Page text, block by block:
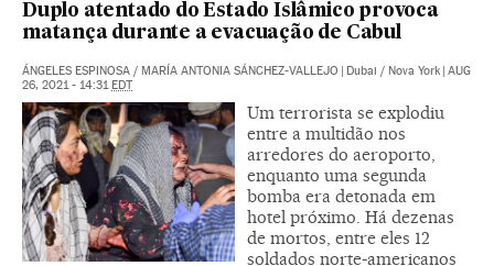
Duplo atentado do Estado Islâmico provoca
matança durante a evacuação de Cabul
ÁNGELES ESPINOSA / MARÍA ANTONIA SÁNCHEZ-VALLEJO | Dubai / Nova York | AUG
26, 2021 - 14:31EDT
Um terrorista se explodiu
entre a multidão nos
arredores do aeroporto,
enquanto uma segunda
bomba era detonada em
hotel próximo. Há dezenas
de mortos, entre eles 12
soldados norte-americanos